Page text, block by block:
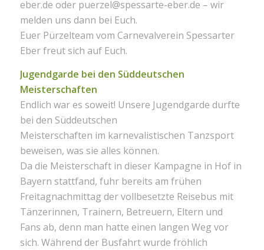
eber.de oder puerzel@spessarte-eber.de – wir
melden uns dann bei Euch.
Euer Pürzelteam vom Carnevalverein Spessarter
Eber freut sich auf Euch.
Jugendgarde bei den Süddeutschen
Meisterschaften
Endlich war es soweit! Unsere Jugendgarde durfte
bei den Süddeutschen
Meisterschaften im karnevalistischen Tanzsport
beweisen, was sie alles können.
Da die Meisterschaft in dieser Kampagne in Hof in
Bayern stattfand, fuhr bereits am frühen
Freitagnachmittag der vollbesetzte Reisebus mit
Tänzerinnen, Trainern, Betreuern, Eltern und
Fans ab, denn man hatte einen langen Weg vor
sich. Während der Busfahrt wurde fröhlich